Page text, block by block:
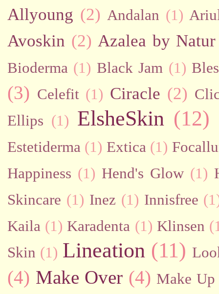
Allyoung (2) Andalan (1)
Avoskin (2) Azalea by Natur
Bioderma (1) Black Jam (1)
(3) Celefit (1) Ciracle (2)
Ellips (1) ElsheSkin (12)
Estetiderma (1) Extica (1)
Happiness (1) Hend's Glow (1)
Skincare (1) Inez (1) Innisfree
Kaila (1) Karadenta (1) Klinsen
Skin (1) Lineation (11)
(4) Make Over (4) Make